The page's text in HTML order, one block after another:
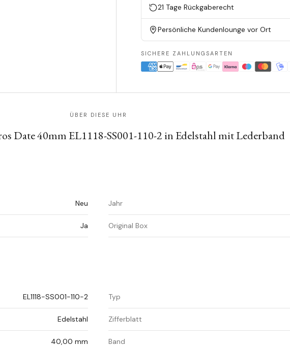
21 Tage Rückgaberecht
Persönliche Kundenlounge vor Ort
SICHERE ZAHLUNGSARTEN
ÜBER DIESE UHR
Date 40mm EL1118-SS001-110-2 in Edelstahl mit Lederband
Neu Jahr
Ja Original Box
EL1118-SS001-110-2 Typ
Edelstahl Zifferblatt
40,00 mm Band